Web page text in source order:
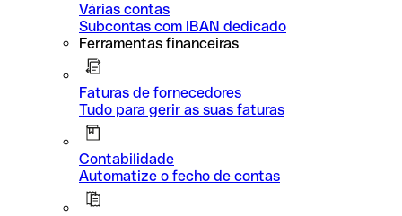
Várias contas
Subcontas com IBAN dedicado
Ferramentas financeiras
Faturas de fornecedores
Tudo para gerir as suas faturas
Contabilidade
Automatize o fecho de contas